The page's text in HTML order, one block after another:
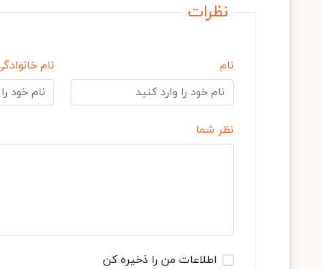
نظرات
نام نام
نظر شما
اطلاعات من را ذخیره کن